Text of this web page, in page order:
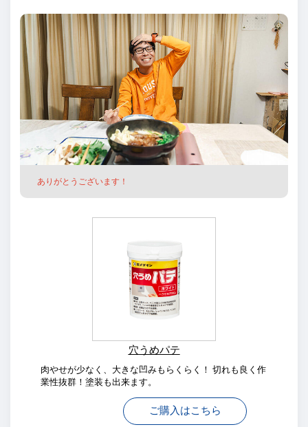
ありがとうございます！
穴うめパテ
肉やせが少なく、大きな凹みもらくらく！ 切れも良く作
業性抜群！塗装も出来ます。
ご購入はこちら